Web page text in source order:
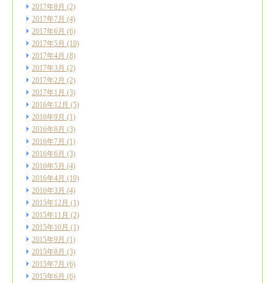
2017年8月 (2)
2017年7月 (4)
2017年6月 (6)
2017年5月 (10)
2017年4月 (8)
2017年3月 (2)
2017年2月 (2)
2017年1月 (3)
2016年12月 (5)
2016年9月 (1)
2016年8月 (3)
2016年7月 (1)
2016年6月 (3)
2016年5月 (4)
2016年4月 (10)
2016年3月 (4)
2015年12月 (1)
2015年11月 (2)
2015年10月 (1)
2015年9月 (1)
2015年8月 (3)
2015年7月 (6)
2015年6月 (6)